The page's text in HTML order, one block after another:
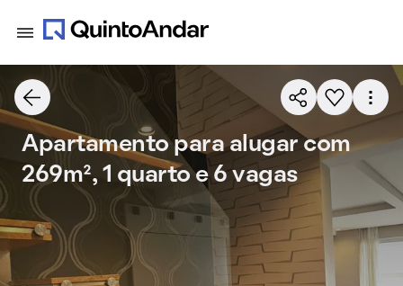
Apartamento para alugar com
269m², 1 quarto e 6 vagas